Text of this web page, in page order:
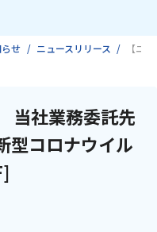
ット
せ ニュースリリース 【ニ
当社業務委託先
型コロナウイル